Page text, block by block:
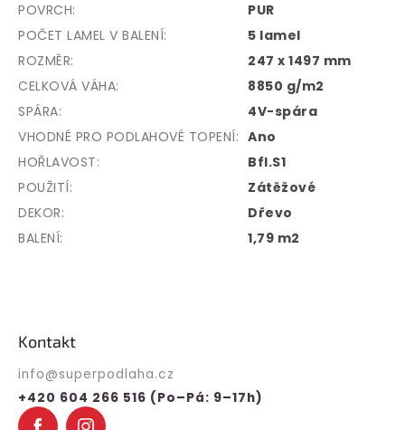
POVRCH:
PUR
POČET LAMEL V BALENÍ:
5 lamel
ROZMĚR:
247 x 1497 mm
CELKOVÁ VÁHA:
8850 g/m2
SPÁRA:
4V-spára
VHODNÉ PRO PODLAHOVÉ TOPENÍ: Ano
HOŘLAVOST:
Bfl.S1
POUŽITÍ:
Zátěžové
DEKOR:
Dřevo
BALENÍ: 1,79 m2
Kontakt
info@superpodlaha.cz
+420 604 266 516 (Po–Pá: 9–17h)